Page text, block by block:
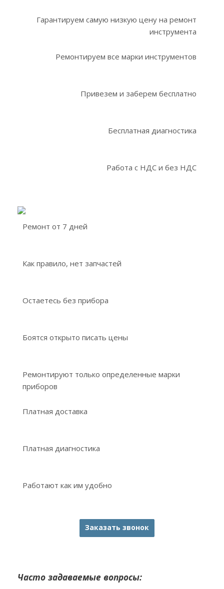
Гарантируем самую низкую цену на ремонт
инструмента
Ремонтируем все марки инструментов
Привезем и заберем бесплатно
Бесплатная диагностика
Работа с НДС и без НДС
Ремонт от 7 дней
Как правило, нет запчастей
Остаетесь без прибора
Боятся открыто писать цены
Ремонтируют только определенные марки
приборов
Платная доставка
Платная диагностика
Работают как им удобно
Заказать звонок
Часто задаваемые вопросы: